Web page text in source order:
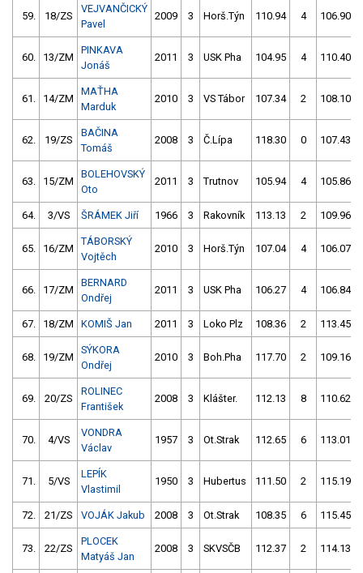
59. 18/ZS
VEJVANČICKÝ
Pavel
2009 3 Horš.Týn 110.94 4 106.90
60. 13/ZM
PINKAVA
Jonáš
2011 3 USK Pha 104.95 4 110.40
61. 14/ZM
MAŤHA
Marduk
2010 3 VS Tábor 107.34 2 108.10
62. 19/ZS
BAČINA
Tomáš
2008 3 Č.Lípa 118.30 0 107.43
63. 15/ZM
BOLEHOVSKÝ
Oto
2011 3 Trutnov 105.94 4 105.86
64. 3/VS ŠRÁMEK Jiří 1966 3 Rakovník 113.13 2 109.96
65. 16/ZM
TÁBORSKÝ
Vojtěch
2010 3 Horš.Týn 107.04 4 106.07
66. 17/ZM
BERNARD
Ondřej
2011 3 USK Pha 106.27 4 106.84
67. 18/ZM KOMIŠ Jan 2011 3 Loko Plz 108.36 2 113.45
68. 19/ZM
SÝKORA
Ondřej
2010 3 Boh.Pha 117.70 2 109.16
69. 20/ZS
ROLINEC
František
2008 3 Klášter. 112.13 8 110.62
70. 4/VS
VONDRA
Václav
1957 3 Ot.Strak 112.65 6 113.01
71. 5/VS
LEPÍK
Vlastimil
1950 3 Hubertus 111.50 2 115.19
72. 21/ZS VOJÁK Jakub 2008 3 Ot.Strak 108.35 6 115.45
73. 22/ZS
PLOCEK
Matyáš Jan
2008 3 SKVSČB 112.37 2 114.13